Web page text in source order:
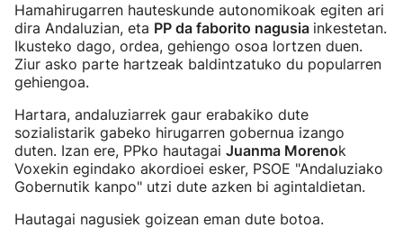
Hamahirugarren hauteskunde autonomikoak egiten ari
dira Andaluzian, eta PP da faborito nagusia inkestetan.
Ikusteko dago, ordea, gehiengo osoa lortzen duen.
Ziur asko parte hartzeak baldintzatuko du popularren
gehiengoa.
Hartara, andaluziarrek gaur erabakiko dute
sozialistarik gabeko hirugarren gobernua izango
duten. Izan ere, PPko hautagai Juanma Morenok
Voxekin egindako akordioei esker, PSOE "Andaluziako
Gobernutik kanpo" utzi dute azken bi agintaldietan.
Hautagai nagusiek goizean eman dute botoa.